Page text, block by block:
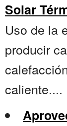
Solar
Uso de la
producir
caliente....